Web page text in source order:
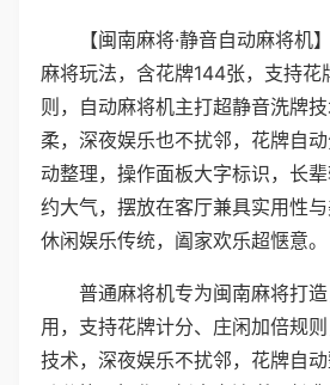
【闽南麻将·静音自动麻将机
麻将玩法，含花牌144张，支持花
则，自动麻将机主打超静音洗牌
柔，深夜娱乐也不扰邻，花牌自
动整理，操作面板大字标识，长
约大气，摆放在客厅兼具实用性
休闲娱乐传统，阖家欢乐超惬意。
普通麻将机专为闽南麻将打
用，支持花牌计分、庄闲加倍规
技术，深夜娱乐不扰邻，花牌自